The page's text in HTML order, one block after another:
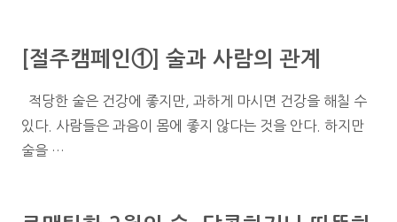
[절주캠페인①] 술과 사람의 관계
적당한 술은 건강에 좋지만, 과하게 마시면 건강을 해칠 수
있다. 사람들은 과음이 몸에 좋지 않다는 것을 안다. 하지만
술을 …